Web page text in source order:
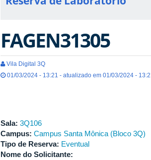
FAGEN31305
Vila Digital 3Q
01/03/2024 - 13:21 - atualizado em 01/03/2024 -
Sala: 3Q106
Campus: Campus Santa Mônica (Bloco 3Q)
Tipo de Reserva: Eventual
Nome do Solicitante: